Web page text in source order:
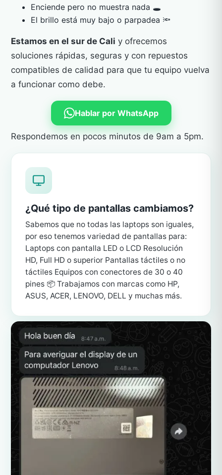
Enciende pero no muestra nada 🕳️
El brillo está muy bajo o parpadea 🔦
Estamos en el sur de Cali y ofrecemos
soluciones rápidas, seguras y con repuestos
compatibles de calidad para que tu equipo vuelva
a funcionar como debe.
Hablar por WhatsApp
Respondemos en pocos minutos de 9am a 5pm.
¿Qué tipo de pantallas cambiamos?
Sabemos que no todas las laptops son iguales,
por eso tenemos variedad de pantallas para:
Laptops con pantalla LED o LCD Resolución
HD, Full HD o superior Pantallas táctiles o no
táctiles Equipos con conectores de 30 o 40
pines 📦 Trabajamos con marcas como HP,
ASUS, ACER, LENOVO, DELL y muchas más.